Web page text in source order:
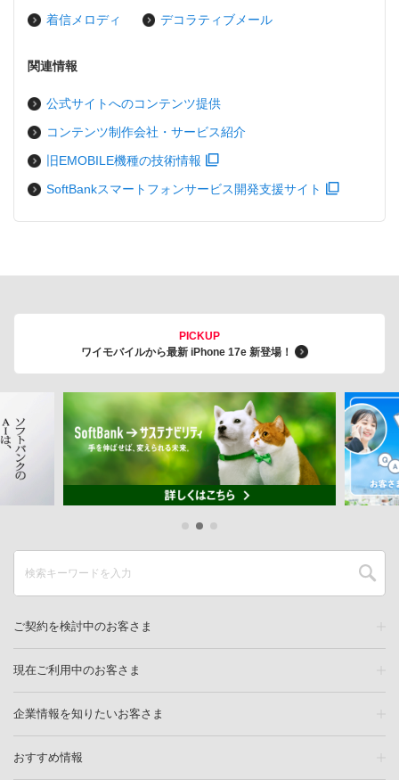
着信メロディ
デコラティブメール
関連情報
公式サイトへのコンテンツ提供
コンテンツ制作会社・サービス紹介
旧EMOBILE機種の技術情報
SoftBankスマートフォンサービス開発支援サイト
PICKUP
ワイモバイルから最新 iPhone 17e 新登場！
ご契約を検討中のお客さま
現在ご利用中のお客さま
企業情報を知りたいお客さま
おすすめ情報